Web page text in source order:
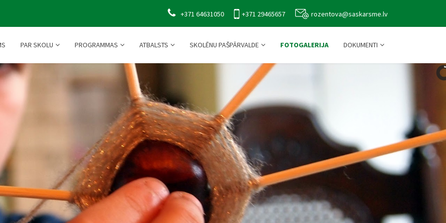
+371 64631050 +371 29465657 rozentova@saskarsme.lv
PAR SKOLU PROGRAMMAS ATBALSTS SKOLĒNU PAŠPĀRVALDE FOTOGALERIJA DOKUMENTI